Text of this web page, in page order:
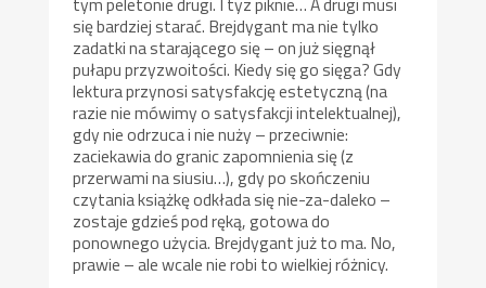
się bardziej starać. Brejdygant ma nie tylko
zadatki na starającego się – on już sięgnął
pułapu przyzwoitości. Kiedy się go sięga? Gdy
lektura przynosi satysfakcję estetyczną (na
razie nie mówimy o satysfakcji intelektualnej),
gdy nie odrzuca i nie nuży – przeciwnie:
zaciekawia do granic zapomnienia się (z
przerwami na siusiu…), gdy po skończeniu
czytania książkę odkłada się nie-za-daleko –
zostaje gdzieś pod ręką, gotowa do
ponownego użycia. Brejdygant już to ma. No,
prawie – ale wcale nie robi to wielkiej różnicy.